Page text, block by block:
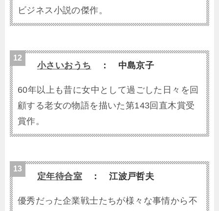
ビジネス小説の傑作。
小さいおうち ： 中島京子
60年以上も昔に女中として過ごした日々を回
顧する老女の物語を描いた第143回直木賞受
賞作。
定年待合室 ： 江波戸哲夫
優秀だった企業戦士たちが様々な事情から不